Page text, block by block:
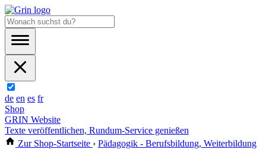
de en es fr
Shop
GRIN Website
Texte veröffentlichen, Rundum-Service genießen
Zur Shop-Startseite › Pädagogik - Berufsbildung, Weiterbildung